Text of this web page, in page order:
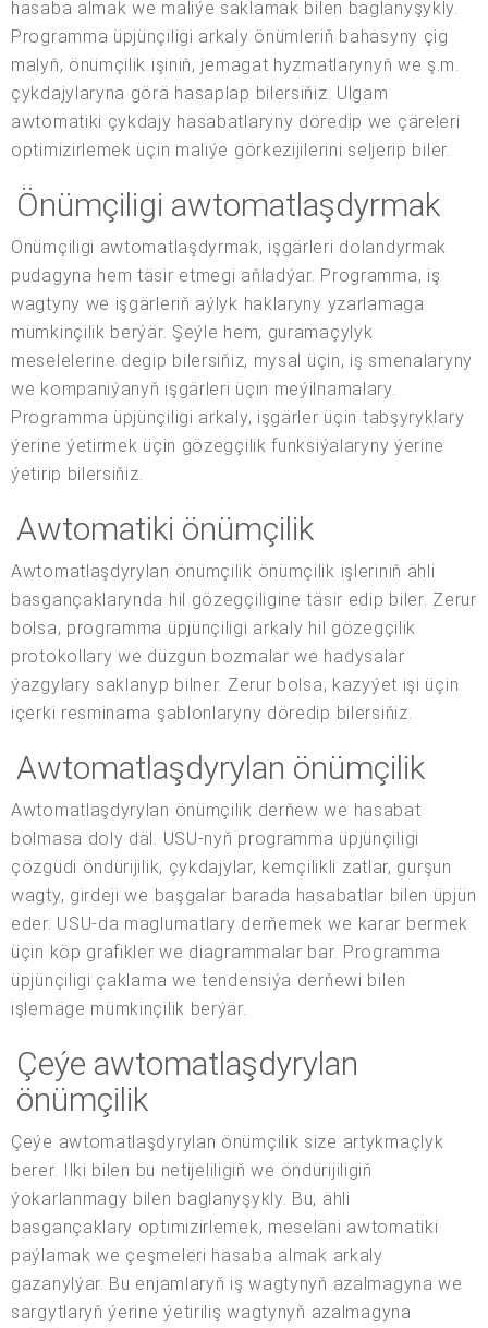
hasaba almak we maliýe saklamak bilen baglanyşykly.
Programma üpjünçiligi arkaly önümleriň bahasyny çig
malyň, önümçilik işiniň, jemagat hyzmatlarynyň we ş.m.
çykdajylaryna görä hasaplap bilersiňiz. Ulgam
awtomatiki çykdajy hasabatlaryny döredip we çäreleri
optimizirlemek üçin maliýe görkezijilerini seljerip biler.
Önümçiligi awtomatlaşdyrmak
Önümçiligi awtomatlaşdyrmak, işgärleri dolandyrmak
pudagyna hem täsir etmegi aňladýar. Programma, iş
wagtyny we işgärleriň aýlyk haklaryny yzarlamaga
mümkinçilik berýär. Şeýle hem, guramaçylyk
meselelerine degip bilersiňiz, mysal üçin, iş smenalaryny
we kompaniýanyň işgärleri üçin meýilnamalary.
Programma üpjünçiligi arkaly, işgärler üçin tabşyryklary
ýerine ýetirmek üçin gözegçilik funksiýalaryny ýerine
ýetirip bilersiňiz.
Awtomatiki önümçilik
Awtomatlaşdyrylan önümçilik önümçilik işleriniň ähli
basgançaklarynda hil gözegçiligine täsir edip biler. Zerur
bolsa, programma üpjünçiligi arkaly hil gözegçilik
protokollary we düzgün bozmalar we hadysalar
ýazgylary saklanyp bilner. Zerur bolsa, kazyýet işi üçin
içerki resminama şablonlaryny döredip bilersiňiz.
Awtomatlaşdyrylan önümçilik
Awtomatlaşdyrylan önümçilik derňew we hasabat
bolmasa doly däl. USU-nyň programma üpjünçiligi
çözgüdi öndürijilik, çykdajylar, kemçilikli zatlar, gurşun
wagty, girdeji we başgalar barada hasabatlar bilen üpjün
eder. USU-da maglumatlary derňemek we karar bermek
üçin köp grafikler we diagrammalar bar. Programma
üpjünçiligi çaklama we tendensiýa derňewi bilen
işlemäge mümkinçilik berýär.
Çeýe awtomatlaşdyrylan
önümçilik
Çeýe awtomatlaşdyrylan önümçilik size artykmaçlyk
berer. Ilki bilen bu netijeliligiň we öndürijiligiň
ýokarlanmagy bilen baglanyşykly. Bu, ähli
basgançaklary optimizirlemek, meseläni awtomatiki
paýlamak we çeşmeleri hasaba almak arkaly
gazanylýar. Bu enjamlaryň iş wagtynyň azalmagyna we
sargytlaryň ýerine ýetiriliş wagtynyň azalmagyna